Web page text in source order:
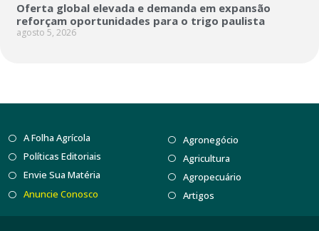
Oferta global elevada e demanda em expansão
reforçam oportunidades para o trigo paulista
agosto 5, 2026
A Folha Agrícola
Políticas Editoriais
Envie Sua Matéria
Anuncie Conosco
Agronegócio
Agricultura
Agropecuário
Artigos